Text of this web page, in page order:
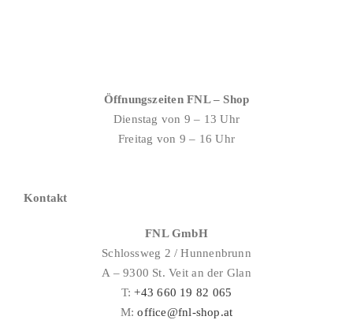
Öffnungszeiten FNL – Shop
Dienstag von 9 – 13 Uhr
Freitag von 9 – 16 Uhr
Kontakt
FNL GmbH
Schlossweg 2 / Hunnenbrunn
A – 9300 St. Veit an der Glan
T:+43 660 19 82 065
M:office@fnl-shop.at